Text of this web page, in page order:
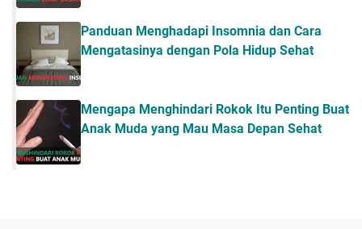
Panduan Menghadapi Insomnia dan Cara
Mengatasinya dengan Pola Hidup Sehat
Mengapa Menghindari Rokok Itu Penting Buat
Anak Muda yang Mau Masa Depan Sehat